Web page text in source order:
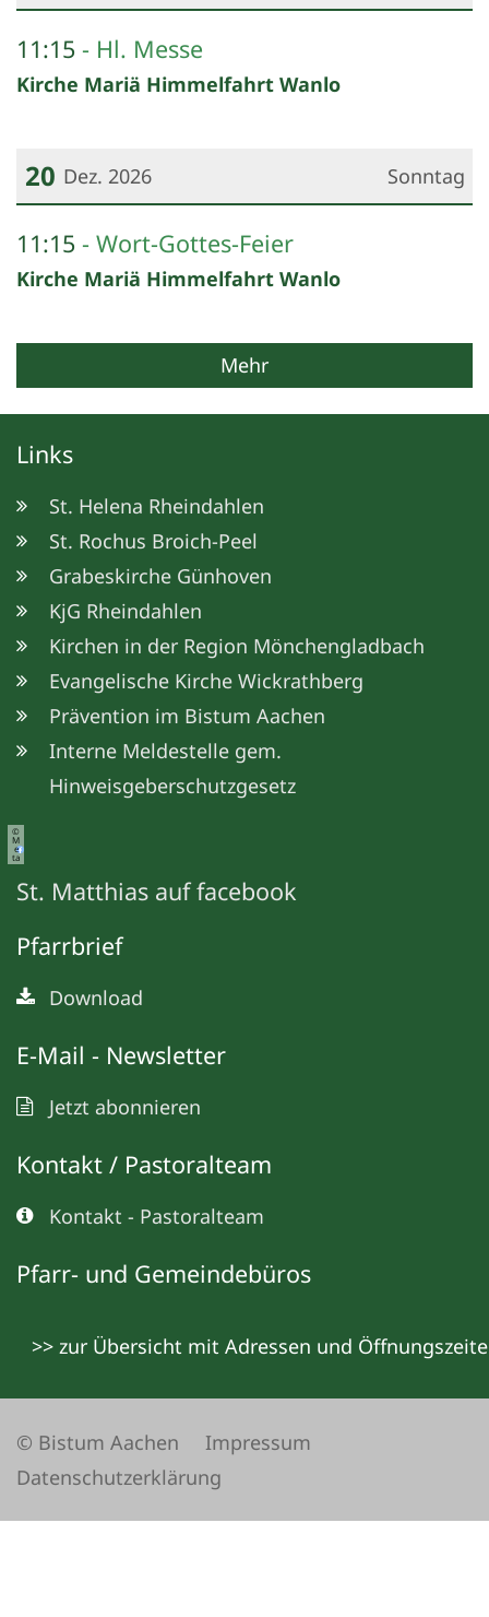
11:15 Hl. Messe
Kirche Mariä Himmelfahrt Wanlo
Sonntag
20 Dez. 2026
11:15 Wort-Gottes-Feier
Kirche Mariä Himmelfahrt Wanlo
Mehr
Links
St. Helena Rheindahlen
St. Rochus Broich-Peel
Grabeskirche Günhoven
KjG Rheindahlen
Kirchen in der Region Mönchengladbach
Evangelische Kirche Wickrathberg
Prävention im Bistum Aachen
Interne Meldestelle gem.
Hinweisgeberschutzgesetz
©
M
e
ta
St. Matthias auf facebook
Pfarrbrief
Download
E-Mail - Newsletter
Jetzt abonnieren
Kontakt / Pastoralteam
Kontakt - Pastoralteam
Pfarr- und Gemeindebüros
>> zur Übersicht mit Adressen und
© Bistum Aachen
Impressum
Datenschutzerklärung